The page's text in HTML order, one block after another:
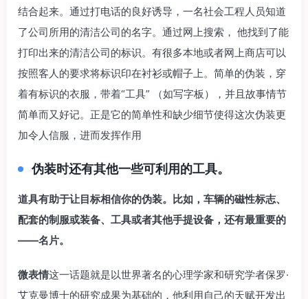
结合起来。通过打电话的良好诱导，一名社会工程人员知道
了公司所用的清洁公司的名字。通过网上搜索， 他找到了能
打印出来的清洁公司的标识。有很多本地或者网上商店可以
按照客人的要求将标识印在衬衫或帽子上。简单的伪装，穿
着有标识的衣服，带着“工具” （如写字板），并且故事情节
简单而又好记。正是它的简单性和缺少细节使得这次伪装更
加令人信服，进而发挥作用
伪装时还有其他一些可利用的工具。
道具有助于让目标相信你的伪装。比如，车辆的磁性标志、
配套的制服或装备、工具或者其他手提设备，还有最重要的
——名片。
微表情这一话题就是以世界著名的心理学家和研究学者保罗·
艾克曼博士的研究成果为基础的，他利用自己的天赋开发出